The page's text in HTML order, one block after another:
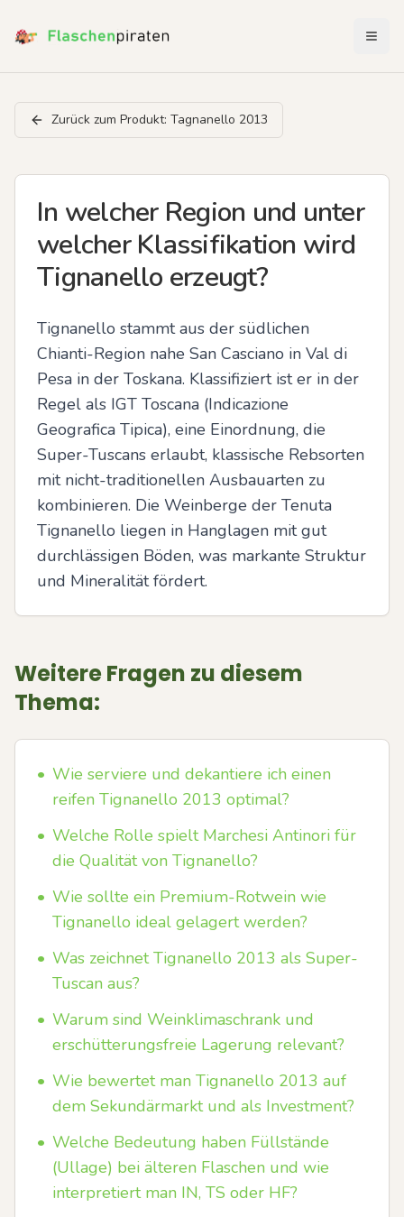
Zurück zum Produkt: Tagnanello 2013
In welcher Region und unter
welcher Klassifikation wird
Tignanello erzeugt?
Tignanello stammt aus der südlichen
Chianti-Region nahe San Casciano in Val di
Pesa in der Toskana. Klassifiziert ist er in der
Regel als IGT Toscana (Indicazione
Geografica Tipica), eine Einordnung, die
Super-Tuscans erlaubt, klassische Rebsorten
mit nicht-traditionellen Ausbauarten zu
kombinieren. Die Weinberge der Tenuta
Tignanello liegen in Hanglagen mit gut
durchlässigen Böden, was markante Struktur
und Mineralität fördert.
Weitere Fragen zu diesem
Thema:
• Wie serviere und dekantiere ich einen
reifen Tignanello 2013 optimal?
• Welche Rolle spielt Marchesi Antinori für
die Qualität von Tignanello?
• Wie sollte ein Premium-Rotwein wie
Tignanello ideal gelagert werden?
• Was zeichnet Tignanello 2013 als Super-
Tuscan aus?
• Warum sind Weinklimaschrank und
erschütterungsfreie Lagerung relevant?
• Wie bewertet man Tignanello 2013 auf
dem Sekundärmarkt und als Investment?
• Welche Bedeutung haben Füllstände
(Ullage) bei älteren Flaschen und wie
interpretiert man IN, TS oder HF?